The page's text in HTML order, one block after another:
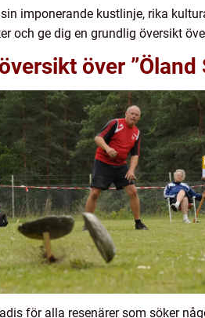
imponerande kustlinje, rika
och ge dig en grundlig översikt
över ”Öland
för alla resenärer som söker